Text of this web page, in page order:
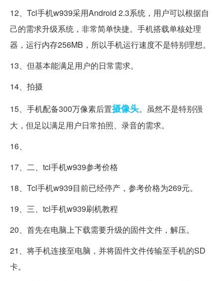
12、Tcl手机w939采用Android 2.3系统，用户可以根据自
己的需求升级系统，非常简单快捷。手机搭载单核处理
器，运行内存256MB，所以手机运行速度不是特别理想。
13、但基本能满足用户的日常需求。
14、拍摄
15、手机配备300万像素后置摄像头。虽然不是特别强
大，但足以满足用户日常拍照、录音的需求。
16、
17、二、tcl手机w939参考价格
18、Tcl手机w939目前已经停产，参考价格为269元。
19、三、tcl手机w939刷机教程
20、首先在电脑上下载需要升级的固件文件，解压。
21、将手机连接至电脑，并将固件文件传输至手机的SD
卡。